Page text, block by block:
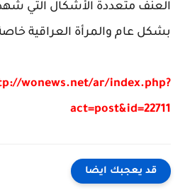
العنف متعددة الأشكال التي
بشكل عام والمرأة العراقية
wonews.net/ar/index.php?
act=post&id=22711
قد يعجبك ايضا